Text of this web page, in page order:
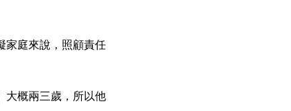
家庭來說，照顧責任
大概兩三歲，所以他